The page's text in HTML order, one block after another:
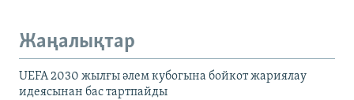
Жаңалықтар
UEFA 2030 жылғы әлем кубогына бойкот жариялау
идеясынан бас тартпайды